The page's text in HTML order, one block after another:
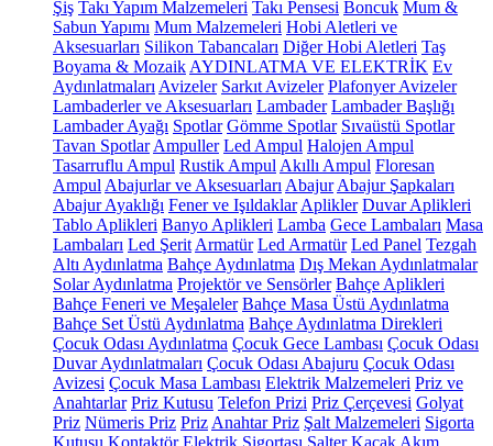
Şiş Takı Yapım Malzemeleri Takı Pensesi Boncuk Mum &
Sabun Yapımı Mum Malzemeleri Hobi Aletleri ve
Aksesuarları Silikon Tabancaları Diğer Hobi Aletleri Taş
Boyama & Mozaik AYDINLATMA VE ELEKTRİK Ev
Aydınlatmaları Avizeler Sarkıt Avizeler Plafonyer Avizeler
Lambaderler ve Aksesuarları Lambader Lambader Başlığı
Lambader Ayağı Spotlar Gömme Spotlar Sıvaüstü Spotlar
Tavan Spotlar Ampuller Led Ampul Halojen Ampul
Tasarruflu Ampul Rustik Ampul Akıllı Ampul Floresan
Ampul Abajurlar ve Aksesuarları Abajur Abajur Şapkaları
Abajur Ayaklığı Fener ve Işıldaklar Aplikler Duvar Aplikleri
Tablo Aplikleri Banyo Aplikleri Lamba Gece Lambaları Masa
Lambaları Led Şerit Armatür Led Armatür Led Panel Tezgah
Altı Aydınlatma Bahçe Aydınlatma Dış Mekan Aydınlatmalar
Solar Aydınlatma Projektör ve Sensörler Bahçe Aplikleri
Bahçe Feneri ve Meşaleler Bahçe Masa Üstü Aydınlatma
Bahçe Set Üstü Aydınlatma Bahçe Aydınlatma Direkleri
Çocuk Odası Aydınlatma Çocuk Gece Lambası Çocuk Odası
Duvar Aydınlatmaları Çocuk Odası Abajuru Çocuk Odası
Avizesi Çocuk Masa Lambası Elektrik Malzemeleri Priz ve
Anahtarlar Priz Kutusu Telefon Prizi Priz Çerçevesi Golyat
Priz Nümeris Priz Priz Anahtar Priz Şalt Malzemeleri Sigorta
Kutusu Kontaktör Elektrik Sigortası Şalter Kaçak Akım